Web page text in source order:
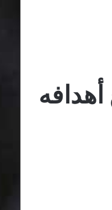
أهدافه